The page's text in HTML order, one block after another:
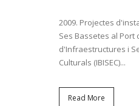
2009. Projectes
Ses Bassetes al Port
d'Infraestructures i
Culturals (IBISEC)...
Read More